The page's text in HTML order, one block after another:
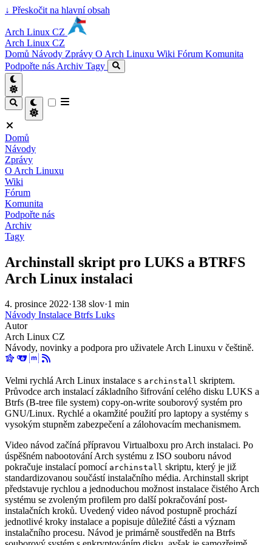
↓ Přeskočit na hlavní obsah
Arch Linux CZ
Arch Linux CZ
Domů Návody Zprávy O Arch Linuxu Wiki Fórum Komunita
Podpořte nás Archiv Tagy
Domů
Návody
Zprávy
O Arch Linuxu
Wiki
Fórum
Komunita
Podpořte nás
Archiv
Tagy
Archinstall skript pro LUKS a BTRFS
Arch Linux instalaci
4. prosince 2022·138 slov·1 min
Návody Instalace Btrfs Luks
Autor
Arch Linux CZ
Návody, novinky a podpora pro uživatele Arch Linuxu v češtině.
Velmi rychlá Arch Linux instalace s archinstall skriptem.
Průvodce arch instalací základního šifrování celého disku LUKS a
Btrfs (B-tree file system) copy-on-write souborový systém pro
GNU/Linux. Rychlé a okamžité použití pro laptopy a systémy s
vysokým stupněm zabezpečení a zálohovacím mechanismem.
Video návod začíná přípravou Virtualboxu pro Arch instalaci. Po
úspěšném nabootování Arch systému z ISO souboru návod
pokračuje instalací pomocí archinstall skriptu, který je již
standardizovanou součástí instalačního média. Archinstall skript
představuje rychlou a jednoduchou možnost instalace čistého Arch
systému se zvoleným profilem pro další pokračování post-
instalačních kroků. Uvedený video návod postupně prochází
jednotlivé kroky instalace a popisuje důležité části a význam
instalačního procesu. Návod je primárně soustředěn na Btrfs